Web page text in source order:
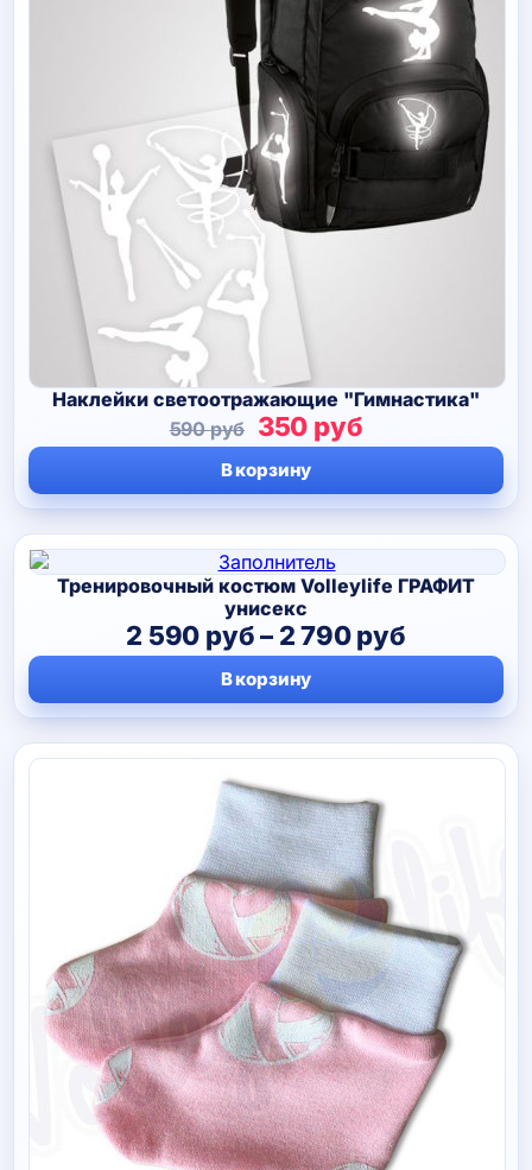
Наклейки светоотражающие "Гимнастика"
590руб Первоначальная
цена
составляла
590 руб.
350 рубТекущая
цена:
350 руб.
В корзину
Тренировочный костюм Volleylife ГРАФИТ
унисекс
2 590 руб– 2 790руб
цен:
2
590 руб
–
В корзину